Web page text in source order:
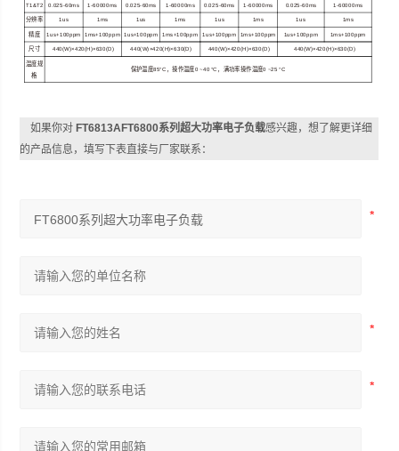
T1&T2 0.025-60ms 1-60000ms 0.025-60ms 1-60000ms 0.025-60ms 1-60000ms 0.025-60ms 1-60000ms
分辨率 1us 1ms 1us 1ms 1us 1ms 1us 1ms
精度 1us+100ppm 1ms+100ppm 1us+100ppm 1ms+100ppm 1us+100ppm 1ms+100ppm 1us+100ppm 1ms+100ppm
尺寸 440(W)×420(H)×630(D) 440(W)×420(H)×630(D) 440(W)×420(H)×630(D) 440(W)×420(H)×630(D)
温度规
格
保护温度85°C ，操作温度0 ~40 °C ，满功率操作温度0 ~25 °C
如果你对FT6813AFT6800系列超大功率电子负载感兴趣，想了解更详细
的产品信息，填写下表直接与厂家联系：